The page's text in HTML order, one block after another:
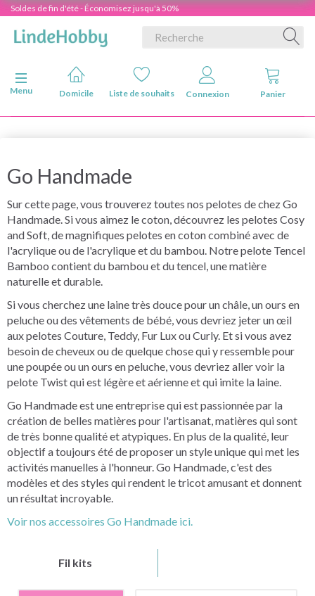
Soldes de fin d'été - Économisez jusqu'à 50%
Basculer la navigation
Menu
Domicile Liste de souhaits Connexion Panier
Go Handmade
Sur cette page, vous trouverez toutes nos pelotes de chez Go
Handmade. Si vous aimez le coton, découvrez les pelotes Cosy
and Soft, de magnifiques pelotes en coton combiné avec de
l'acrylique ou de l'acrylique et du bambou. Notre pelote Tencel
Bamboo contient du bambou et du tencel, une matière
naturelle et durable.
Si vous cherchez une laine très douce pour un châle, un ours en
peluche ou des vêtements de bébé, vous devriez jeter un œil
aux pelotes Couture, Teddy, Fur Lux ou Curly. Et si vous avez
besoin de cheveux ou de quelque chose qui y ressemble pour
une poupée ou un ours en peluche, vous devriez aller voir la
pelote Twist qui est légère et aérienne et qui imite la laine.
Go Handmade est une entreprise qui est passionnée par la
création de belles matières pour l'artisanat, matières qui sont
de très bonne qualité et atypiques. En plus de la qualité, leur
objectif a toujours été de proposer un style unique qui met les
activités manuelles à l'honneur. Go Handmade, c'est des
modèles et des styles qui rendent le tricot amusant et donnent
un résultat incroyable.
Voir nos accessoires Go Handmade ici.
Fil kits